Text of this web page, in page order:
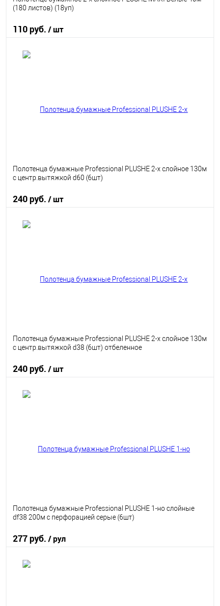
(180 листов) (18уп)
110 руб. / шт
Полотенца бумажные Professional PLUSHE 2-х слойное 130м
с центр.вытяжкой d60 (6шт)
240 руб. / шт
Полотенца бумажные Professional PLUSHE 2-х слойное 130м
с центр.вытяжкой d38 (6шт) отбеленное
240 руб. / шт
Полотенца бумажные Professional PLUSHE 1-но слойные
df38 200м с перфорацией серые (6шт)
277 руб. / рул